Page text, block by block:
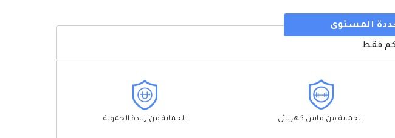
المستوى
فقط
الحماية من ماس كهربائي الحماية من زيادة الحمولة